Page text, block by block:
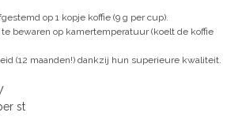
op 1 kopje koffie (9 g per cup).
bewaren op kamertemperatuur (koelt de koffie
(12 maanden!) dankzij hun superieure kwaliteit.
st